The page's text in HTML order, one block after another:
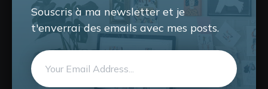
Souscris à ma newsletter et je
t'enverrai des emails avec mes posts.
Email
address